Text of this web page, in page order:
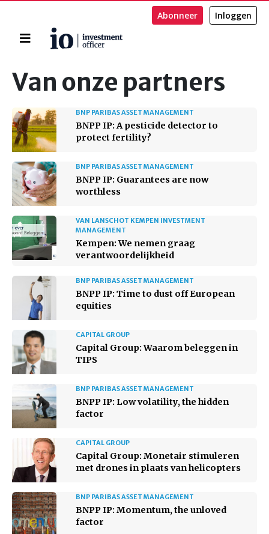
Home
Abonneer Inloggen
Van onze partners
BNP PARIBAS ASSET MANAGEMENT
BNPP IP: A pesticide detector to
protect fertility?
BNP PARIBAS ASSET MANAGEMENT
BNPP IP: Guarantees are now
worthless
VAN LANSCHOT KEMPEN INVESTMENT
MANAGEMENT
Kempen: We nemen graag
verantwoordelijkheid
BNP PARIBAS ASSET MANAGEMENT
BNPP IP: Time to dust off European
equities
CAPITAL GROUP
Capital Group: Waarom beleggen in
TIPS
BNP PARIBAS ASSET MANAGEMENT
BNPP IP: Low volatility, the hidden
factor
CAPITAL GROUP
Capital Group: Monetair stimuleren
met drones in plaats van helicopters
BNP PARIBAS ASSET MANAGEMENT
BNPP IP: Momentum, the unloved
factor